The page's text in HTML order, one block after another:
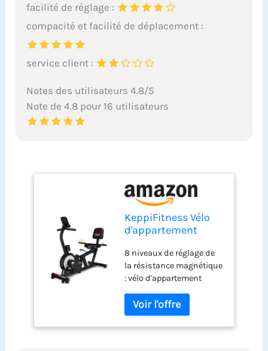
facilité de réglage :
compacité et facilité de déplacement :
service client :
Notes des utilisateurs 4.8/5
Note de 4.8 pour 16 utilisateurs
KeppiFitness Vélo
d'appartement
adultes avec
résistance
magnétique, vélo
d'appartement pour
la maison, capacité
de 172,4 kg, vélos
cardio
8 niveaux de réglage de
la résistance magnétique
: vélo d'appartement
Technologie muting du
système de double
réluctance pour vélo